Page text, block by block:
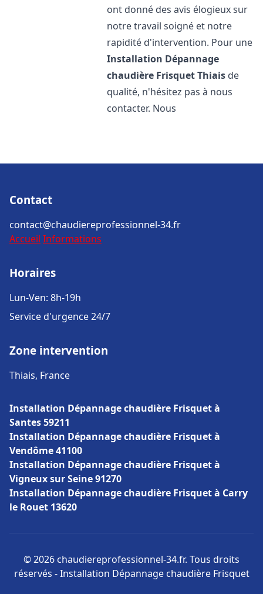
ont donné des avis élogieux sur
notre travail soigné et notre
rapidité d'intervention. Pour une
Installation Dépannage
chaudière FrisquetThiais de
qualité, n'hésitez pas à nous
contacter. Nous
Contact
contact@chaudiereprofessionnel-34.fr
Accueil Informations
Horaires
Lun-Ven: 8h-19h
Service d'urgence 24/7
Zone intervention
Thiais, France
Installation Dépannage chaudière Frisquet à
Santes 59211
Installation Dépannage chaudière Frisquet à
Vendôme 41100
Installation Dépannage chaudière Frisquet à
Vigneux sur Seine 91270
Installation Dépannage chaudière Frisquet à Carry
le Rouet 13620
© 2026 chaudiereprofessionnel-34.fr. Tous droits
réservés - Installation Dépannage chaudière Frisquet